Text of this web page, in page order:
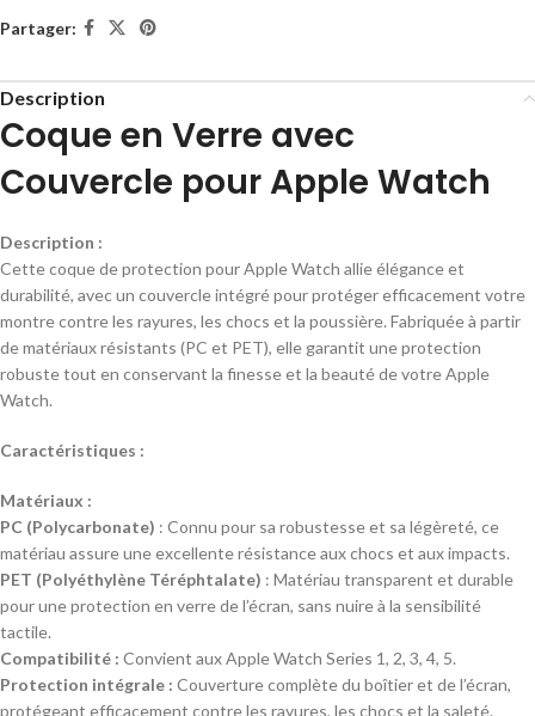
Partager:
Description
Coque en Verre avec
Couvercle pour Apple Watch
Description :
Cette coque de protection pour Apple Watch allie élégance et
durabilité, avec un couvercle intégré pour protéger efficacement votre
montre contre les rayures, les chocs et la poussière. Fabriquée à partir
de matériaux résistants (PC et PET), elle garantit une protection
robuste tout en conservant la finesse et la beauté de votre Apple
Watch.
Caractéristiques :
Matériaux :
PC (Polycarbonate) : Connu pour sa robustesse et sa légèreté, ce
matériau assure une excellente résistance aux chocs et aux impacts.
PET (Polyéthylène Téréphtalate) : Matériau transparent et durable
pour une protection en verre de l’écran, sans nuire à la sensibilité
tactile.
Compatibilité : Convient aux Apple Watch Series 1, 2, 3, 4, 5.
Protection intégrale : Couverture complète du boîtier et de l’écran,
protégeant efficacement contre les rayures, les chocs et la saleté.